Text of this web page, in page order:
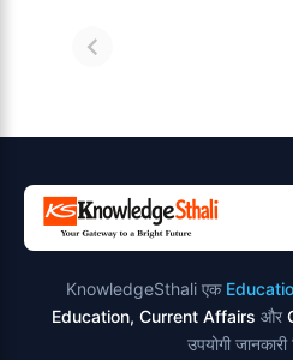
किसे कहते है?
KnowledgeSthali एक
Education, Current Affairs और
उपयोगी जानकारी